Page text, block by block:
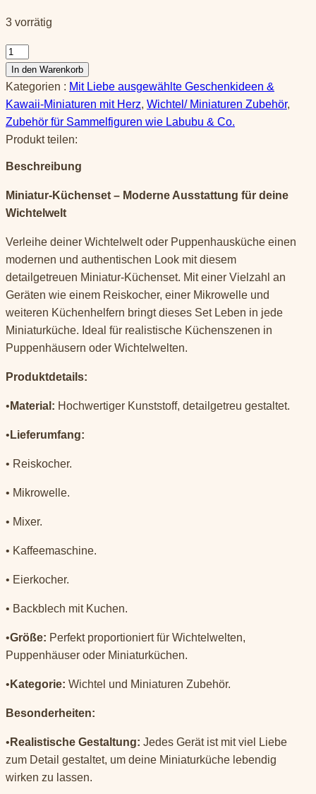
3 vorrätig
Wichtel
Miniaturen
Küchen
Geräte
Set
Menge
In den Warenkorb
Kategorien : Mit Liebe ausgewählte Geschenkideen &
Kawaii-Miniaturen mit Herz, Wichtel/ Miniaturen Zubehör,
Zubehör für Sammelfiguren wie Labubu & Co.
Produkt teilen:
Beschreibung
Miniatur-Küchenset – Moderne Ausstattung für deine
Wichtelwelt
Verleihe deiner Wichtelwelt oder Puppenhausküche einen
modernen und authentischen Look mit diesem
detailgetreuen Miniatur-Küchenset. Mit einer Vielzahl an
Geräten wie einem Reiskocher, einer Mikrowelle und
weiteren Küchenhelfern bringt dieses Set Leben in jede
Miniaturküche. Ideal für realistische Küchenszenen in
Puppenhäusern oder Wichtelwelten.
Produktdetails:
• Material: Hochwertiger Kunststoff, detailgetreu gestaltet.
• Lieferumfang:
• Reiskocher.
• Mikrowelle.
• Mixer.
• Kaffeemaschine.
• Eierkocher.
• Backblech mit Kuchen.
•Größe: Perfekt proportioniert für Wichtelwelten,
Puppenhäuser oder Miniaturküchen.
• Kategorie: Wichtel und Miniaturen Zubehör.
Besonderheiten:
• Realistische Gestaltung: Jedes Gerät ist mit viel Liebe
zum Detail gestaltet, um deine Miniaturküche lebendig
wirken zu lassen.